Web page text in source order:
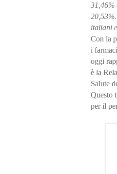
31,46%
italiani
Con la
i
oggi
è la
Salute
Questo
per il